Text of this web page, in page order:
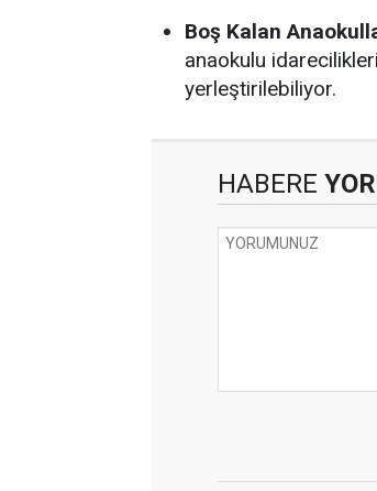
Boş Kalan
anaokulu
yerleştirilebiliyor.
HABERE